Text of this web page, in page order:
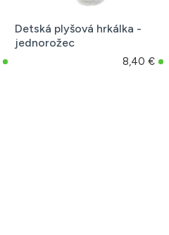
Detská plyšová hrkálka -
jednorožec
8,40 €